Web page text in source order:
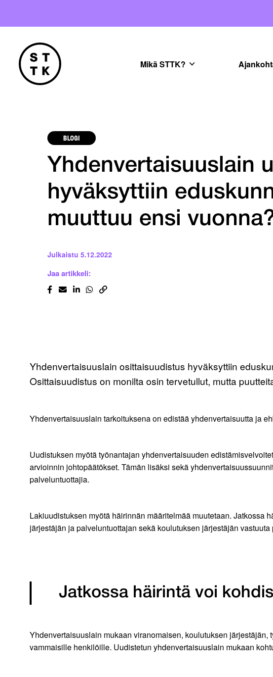
Mikä STTK?
BLOGI
Yhdenvertaisuuslain
hyväksyttiin
muuttuu ensi
Julkaistu 5.12.2022
Jaa artikkeli:
Yhdenvertaisuuslain osittaisuudistus hyväksyttiin
Osittaisuudistus on monilta osin tervetullut, mutta
Yhdenvertaisuuslain tarkoituksena on edistää yhdenvertaisuutta ja
Uudistuksen myötä työnantajan yhdenvertaisuuden
arvioinnin johtopäätökset. Tämän lisäksi sekä
palveluntuottajia.
Lakiuudistuksen myötä häirinnän määritelmää muutetaan. Jatkossa
järjestäjän ja palveluntuottajan sekä koulutuksen järjestäjän
Jatkossa häirintä voi
Yhdenvertaisuuslain mukaan viranomaisen, koulutuksen
vammaisille henkilöille. Uudistetun yhdenvertaisuuslain mukaan